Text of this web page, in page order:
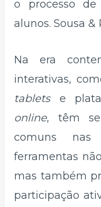
o processo de
alunos. Sousa &
Na era
interativas,
tabletse
online, têm
comuns
ferramentas
mas também
participação